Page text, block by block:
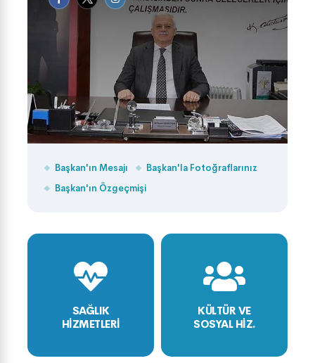
Başkan'ın Mesajı
Başkan'la Fotoğraflarınız
Başkan'ın Özgeçmişi
SAĞLIK
HİZMETLERİ
KÜLTÜR VE
SOSYAL HİZ.